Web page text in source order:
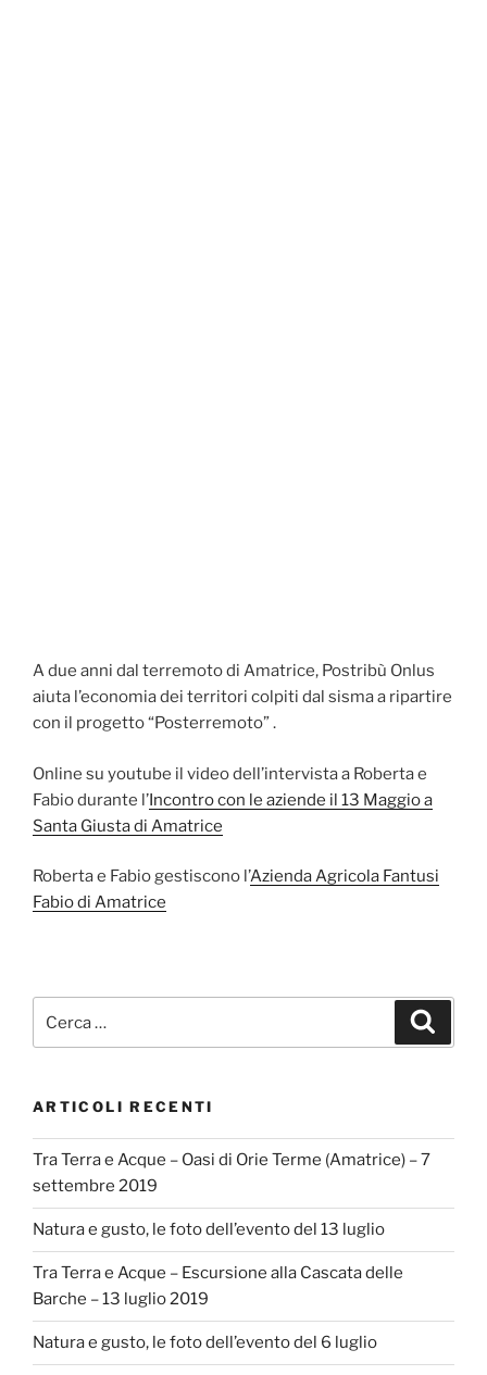
A due anni dal terremoto di Amatrice, Postribù Onlus
aiuta l’economia dei territori colpiti dal sisma a ripartire
con il progetto “Posterremoto” .
Online su youtube il video dell’intervista a Roberta e
Fabio durante l’Incontro con le aziende il 13 Maggio a
Santa Giusta di Amatrice
Roberta e Fabio gestiscono l’Azienda Agricola Fantusi
Fabio di Amatrice
ARTICOLI RECENTI
Tra Terra e Acque – Oasi di Orie Terme (Amatrice) – 7
settembre 2019
Natura e gusto, le foto dell’evento del 13 luglio
Tra Terra e Acque – Escursione alla Cascata delle
Barche – 13 luglio 2019
Natura e gusto, le foto dell’evento del 6 luglio